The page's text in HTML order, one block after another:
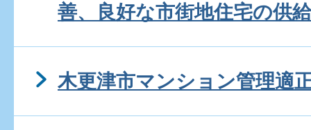
善、良好な市街地住宅の供
木更津市マンション管理適